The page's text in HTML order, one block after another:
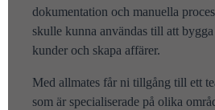
dokumentation och manuella
skulle kunna användas till att
kunder och skapa affärer.
Med allmates får ni tillgång till ett
som är specialiserade på olika